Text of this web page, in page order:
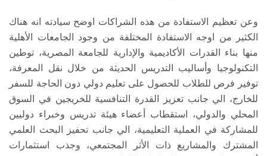
وعن تعظيم الاستفادة من هذه الشراكات اوضح سيادته انه هناك
الكثير من اوجه الاستفادة المختلفة من وجود الجامعات الأهلية
منها بناء القدرات الأكاديمية والإدارية للجامعة المصرية، توطين
التكنولوجيا وأساليب التدريس الحديثة من خلال نقل المعرفة،
توفير فرص للطلاب للحصول على تعليم دولي دون الحاجة للسفر
للخارج، الي جانب تعزيز القدرة التنافسية للخريجين في السوق
المحلي والدولي، استقطاب أعضاء هيئة تدريس وخبراء دوليين
للمشاركة في العملية التعليمية، الي جانب تحفيز البحث العلمي
المشترك والمشاريع ذات الأثر المجتمعي، وجذب استثمارات